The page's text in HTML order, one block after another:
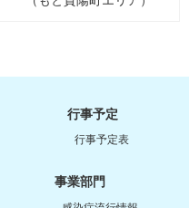
行事予定
行事予定表
事業部門